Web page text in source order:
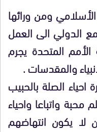
ومن ورائها
الدولي الى العمل
المتحدة يجرم
والمقدسات .
احياء الصلة بالحبيب
واتباعا واحياء
لا يكون انتهاضهم